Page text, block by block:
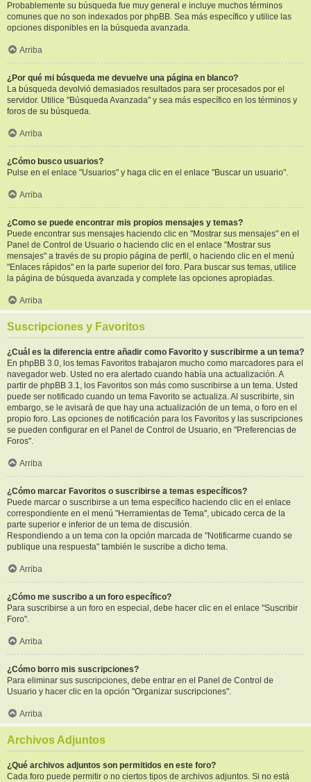
Probablemente su búsqueda fue muy general e incluye muchos términos
comunes que no son indexados por phpBB. Sea más específico y utilice las
opciones disponibles en la búsqueda avanzada.
Arriba
¿Por qué mi búsqueda me devuelve una página en blanco?
La búsqueda devolvió demasiados resultados para ser procesados por el
servidor. Utilice "Búsqueda Avanzada" y sea más específico en los términos y
foros de su búsqueda.
Arriba
¿Cómo busco usuarios?
Pulse en el enlace "Usuarios" y haga clic en el enlace "Buscar un usuario".
Arriba
¿Como se puede encontrar mis propios mensajes y temas?
Puede encontrar sus mensajes haciendo clic en "Mostrar sus mensajes" en el
Panel de Control de Usuario o haciendo clic en el enlace "Mostrar sus
mensajes" a través de su propio página de perfil, o haciendo clic en el menú
"Enlaces rápidos" en la parte superior del foro. Para buscar sus temas, utilice
la página de búsqueda avanzada y complete las opciones apropiadas.
Arriba
Suscripciones y Favoritos
¿Cuál es la diferencia entre añadir como Favorito y suscribirme a un tema?
En phpBB 3.0, los temas Favoritos trabajaron mucho como marcadores para el
navegador web. Usted no era alertado cuando había una actualización. A
partir de phpBB 3.1, los Favoritos son más como suscribirse a un tema. Usted
puede ser notificado cuando un tema Favorito se actualiza. Al suscribirte, sin
embargo, se le avisará de que hay una actualización de un tema, o foro en el
propio foro. Las opciones de notificación para los Favoritos y las suscripciones
se pueden configurar en el Panel de Control de Usuario, en "Preferencias de
Foros".
Arriba
¿Cómo marcar Favoritos o suscribirse a temas específicos?
Puede marcar o suscribirse a un tema específico haciendo clic en el enlace
correspondiente en el menú "Herramientas de Tema", ubicado cerca de la
parte superior e inferior de un tema de discusión.
Respondiendo a un tema con la opción marcada de "Notificarme cuando se
publique una respuesta" también le suscribe a dicho tema.
Arriba
¿Cómo me suscribo a un foro específico?
Para suscribirse a un foro en especial, debe hacer clic en el enlace "Suscribir
Foro".
Arriba
¿Cómo borro mis suscripciones?
Para eliminar sus suscripciones, debe entrar en el Panel de Control de
Usuario y hacer clic en la opción "Organizar suscripciones".
Arriba
Archivos Adjuntos
¿Qué archivos adjuntos son permitidos en este foro?
Cada foro puede permitir o no ciertos tipos de archivos adjuntos. Si no está